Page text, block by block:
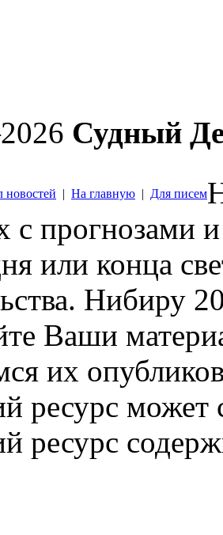
Судный
новостей | На главную | Для писем
с прогнозами
или конца
Нибиру
Ваши
их
ресурс может
ресурс